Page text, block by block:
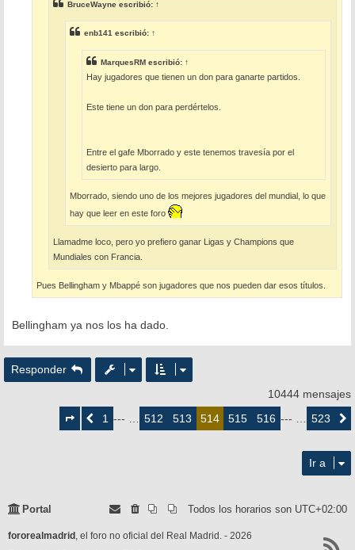
e BruceWayne escribió: ↑
enb141 escribió: ↑
MarquesRM escribió: ↑
Hay jugadores que tienen un don para ganarte partidos.
Este tiene un don para perdértelos.
Entre el gafe Mborrado y este tenemos travesía por el
desierto para largo.
Mborrado, siendo uno de los mejores jugadores del mundial, lo que
hay que leer en este foro
Llamadme loco, pero yo prefiero ganar Ligas y Champions que
Mundiales con Francia.
Pues Bellingham y Mbappé son jugadores que nos pueden dar esos títulos.
Bellingham ya nos los ha dado.
Responder
10444 mensajes
deAnterior1 --- … 512 513 514 515 516 --- … 523
Ir a
Portal Todos los horarios son UTC+02:00
fororealmadrid , el foro no oficial del Real Madrid. - 2026